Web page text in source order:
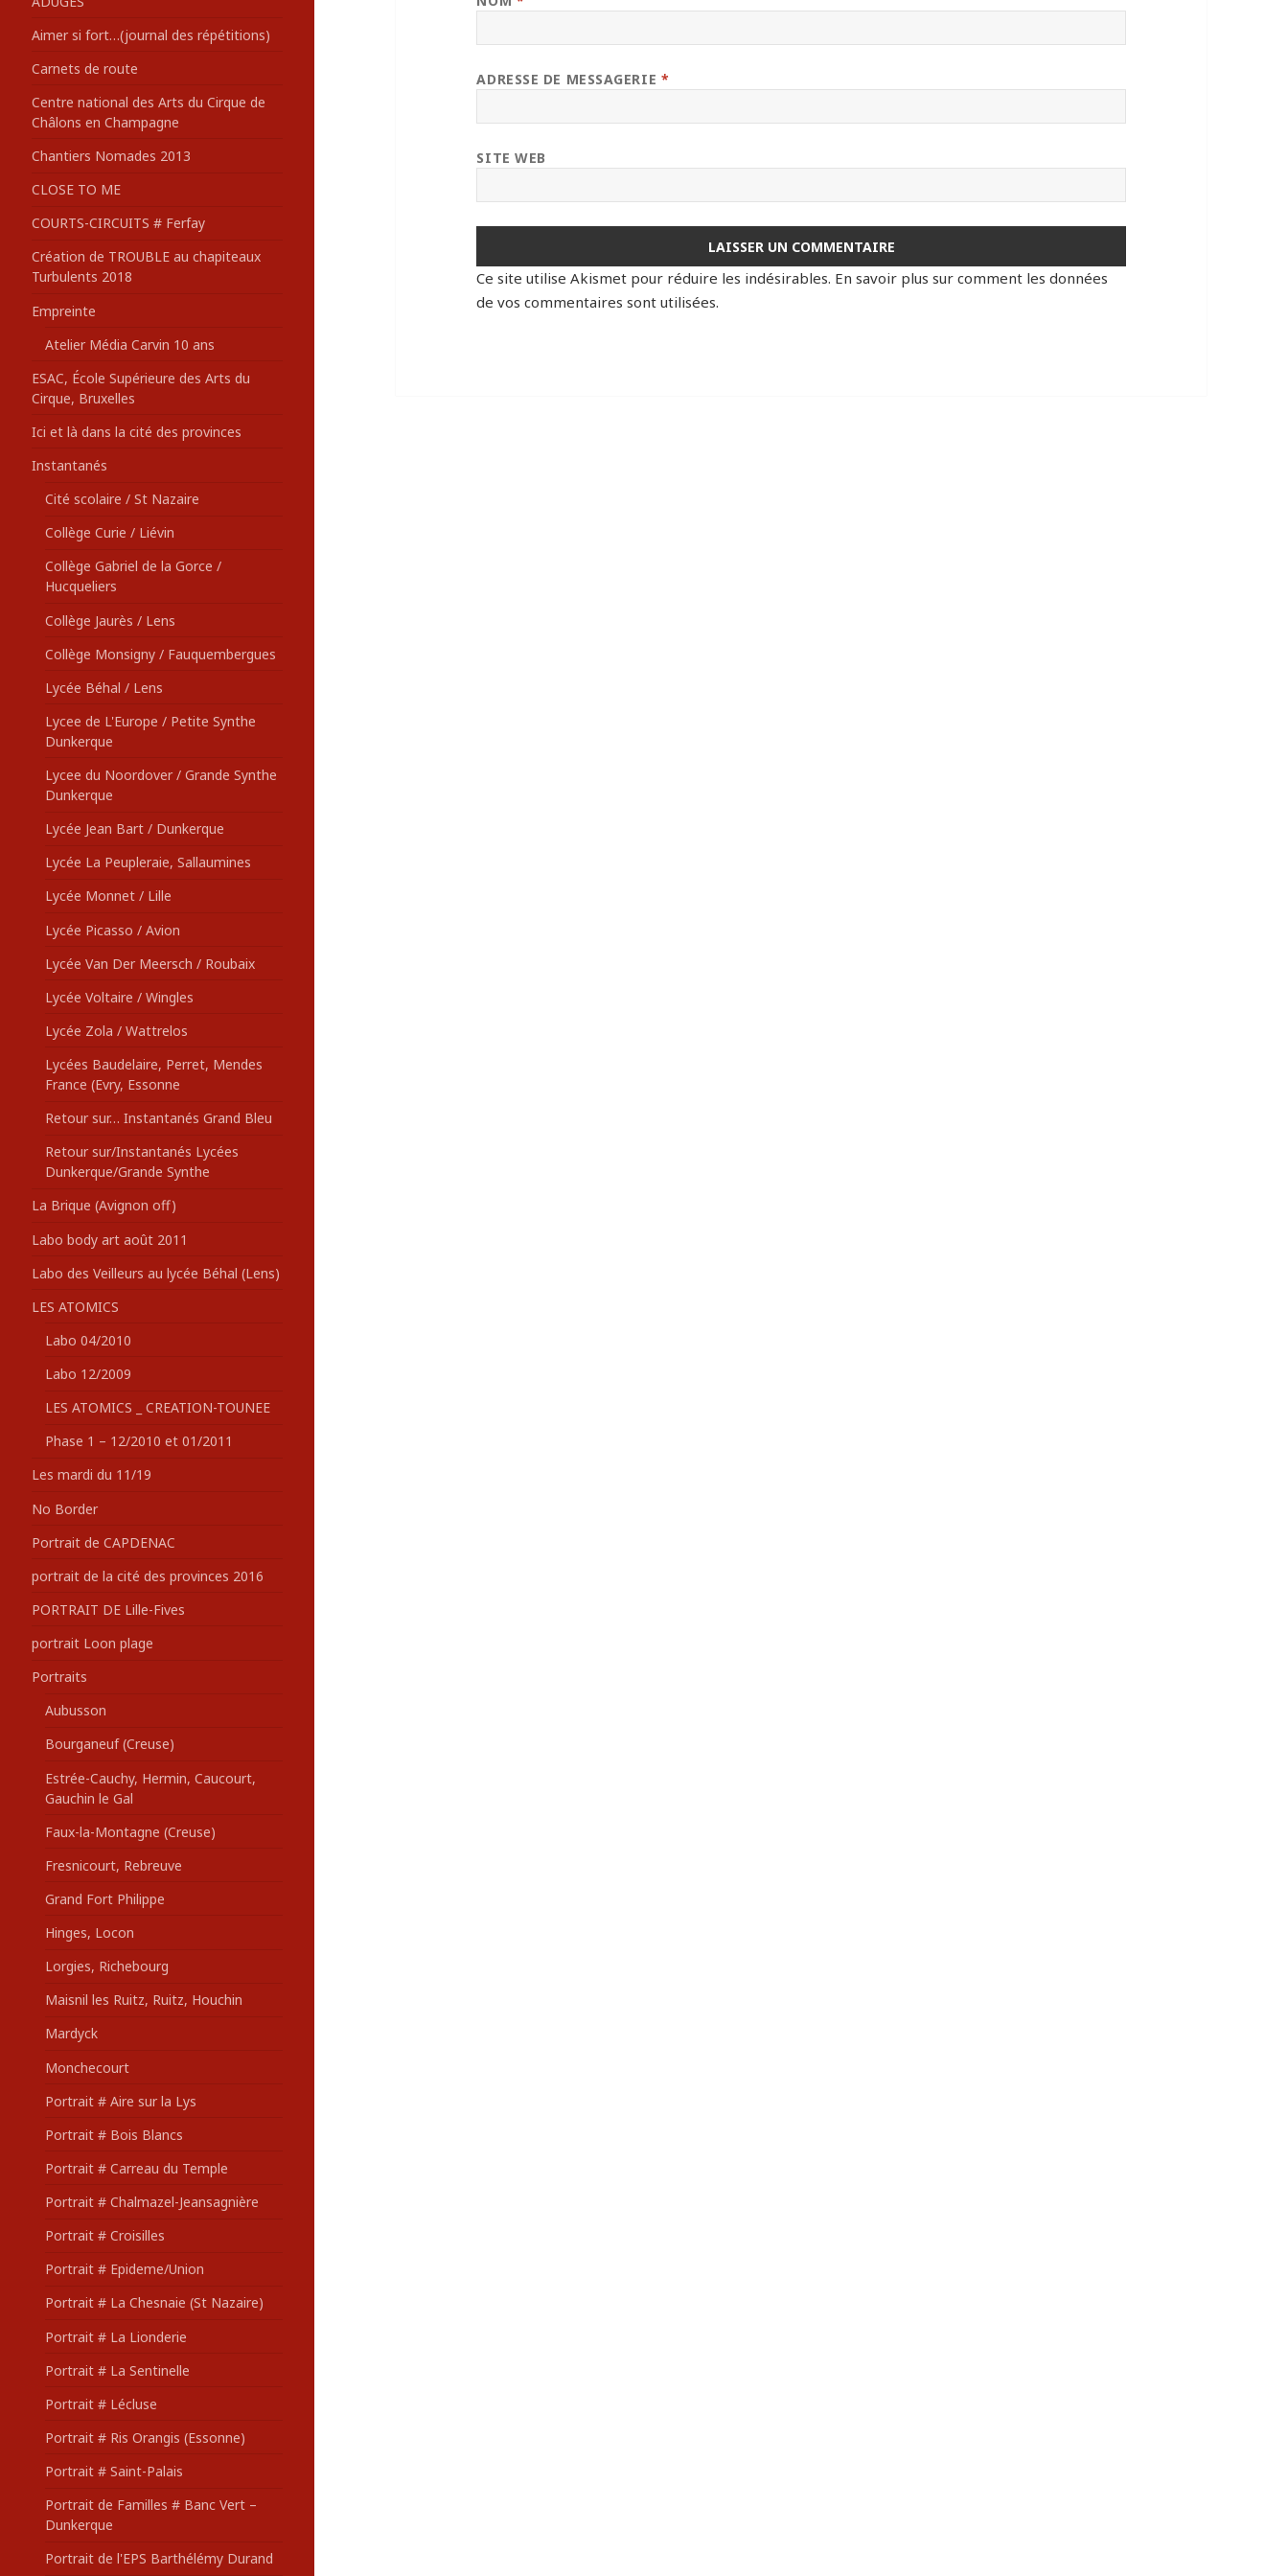
:Aimer si fort…(journal des répétitions)
Carnets de route
Centre national des Arts du Cirque de
Châlons en Champagne
Chantiers Nomades 2013
CLOSE TO ME
COURTS-CIRCUITS # Ferfay
Création de TROUBLE au chapiteaux
Turbulents 2018
Empreinte
Atelier Média Carvin 10 ans
ESAC, École Supérieure des Arts du
Cirque, Bruxelles
Ici et là dans la cité des provinces
Instantanés
Cité scolaire / St Nazaire
Collège Curie / Liévin
Collège Gabriel de la Gorce /
Hucqueliers
Collège Jaurès / Lens
Collège Monsigny / Fauquembergues
Lycée Béhal / Lens
Lycee de L'Europe / Petite Synthe
Dunkerque
Lycee du Noordover / Grande Synthe
Dunkerque
Lycée Jean Bart / Dunkerque
Lycée La Peupleraie, Sallaumines
Lycée Monnet / Lille
Lycée Picasso / Avion
Lycée Van Der Meersch / Roubaix
Lycée Voltaire / Wingles
Lycée Zola / Wattrelos
Lycées Baudelaire, Perret, Mendes
France (Evry, Essonne
Retour sur… Instantanés Grand Bleu
Retour sur/Instantanés Lycées
Dunkerque/Grande Synthe
La Brique (Avignon off)
Labo body art août 2011
Labo des Veilleurs au lycée Béhal (Lens)
LES ATOMICS
Labo 04/2010
Labo 12/2009
LES ATOMICS _ CREATION-TOUNEE
Phase 1 – 12/2010 et 01/2011
Les mardi du 11/19
No Border
Portrait de CAPDENAC
portrait de la cité des provinces 2016
PORTRAIT DE Lille-Fives
portrait Loon plage
Portraits
Aubusson
Bourganeuf (Creuse)
Estrée-Cauchy, Hermin, Caucourt,
Gauchin le Gal
Faux-la-Montagne (Creuse)
Fresnicourt, Rebreuve
Grand Fort Philippe
Hinges, Locon
Lorgies, Richebourg
Maisnil les Ruitz, Ruitz, Houchin
Mardyck
Monchecourt
Portrait # Aire sur la Lys
Portrait # Bois Blancs
Portrait # Carreau du Temple
Portrait # Chalmazel-Jeansagnière
Portrait # Croisilles
Portrait # Epideme/Union
Portrait # La Chesnaie (St Nazaire)
Portrait # La Lionderie
Portrait # La Sentinelle
Portrait # Lécluse
Portrait # Ris Orangis (Essonne)
Portrait # Saint-Palais
Portrait de Familles # Banc Vert –
Dunkerque
Portrait de l'EPS Barthélémy Durand
ADRESSE DE MESSAGERIE *
SITE WEB
Ce site utilise Akismet pour réduire les indésirables. En savoir plus sur comment les données
de vos commentaires sont utilisées.